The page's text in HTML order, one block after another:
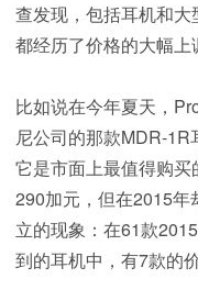
查发现，包括耳机和
都经历了价格的大幅上
比如说在今年夏天，
尼公司的那款MDR-
它是市面上最值得购
290加元，但在2015年
立的现象：在61款
到的耳机中，有7款的